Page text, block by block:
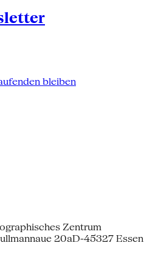
bleiben
Zentrum
20aD-45327 Essen